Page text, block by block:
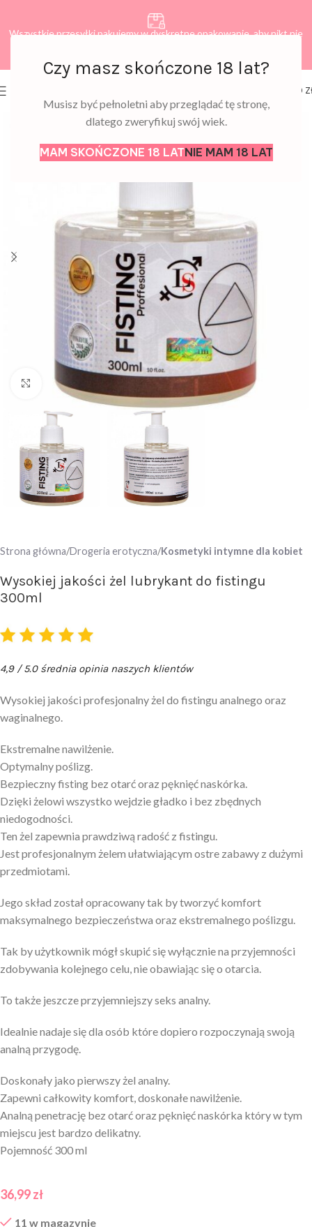
Czy masz skończone 18 lat?
Musisz być pełnoletni aby przeglądać tę stronę,
dlatego zweryfikuj swój wiek.
MAM SKOŃCZONE 18 LATNIE MAM 18 LAT
Wszystkie przesyłki pakujemy w dyskretne opakowanie, aby nikt nie
0,00
Click to enlarge
Strona główna Drogeria erotyczna Kosmetyki intymne dla kobiet
Wysokiej jakości żel lubrykant do fistingu
300ml
4,9 / 5.0 średnia opinia naszych klientów
Wysokiej jakości profesjonalny żel do fistingu analnego oraz
waginalnego.
Ekstremalne nawilżenie.
Optymalny poślizg.
Bezpieczny fisting bez otarć oraz pęknięć naskórka.
Dzięki żelowi wszystko wejdzie gładko i bez zbędnych
niedogodności.
Ten żel zapewnia prawdziwą radość z fistingu.
Jest profesjonalnym żelem ułatwiającym ostre zabawy z dużymi
przedmiotami.
Jego skład został opracowany tak by tworzyć komfort
maksymalnego bezpieczeństwa oraz ekstremalnego poślizgu.
Tak by użytkownik mógł skupić się wyłącznie na przyjemności
zdobywania kolejnego celu, nie obawiając się o otarcia.
To także jeszcze przyjemniejszy seks analny.
Idealnie nadaje się dla osób które dopiero rozpoczynają swoją
analną przygodę.
Doskonały jako pierwszy żel analny.
Zapewni całkowity komfort, doskonałe nawilżenie.
Analną penetrację bez otarć oraz pęknięć naskórka który w tym
miejscu jest bardzo delikatny.
Pojemność 300 ml
36,99zł
11 w magazynie